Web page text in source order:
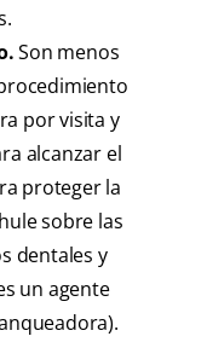
Son menos
por visita y
alcanzar el
proteger la
sobre las
dentales y
un agente